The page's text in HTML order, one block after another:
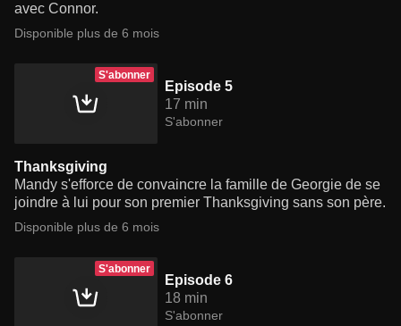
avec Connor.
Disponible plus de 6 mois
S'abonner
Episode 5
17 min
S'abonner
Thanksgiving
Mandy s'efforce de convaincre la famille de Georgie de se
joindre à lui pour son premier Thanksgiving sans son père.
Disponible plus de 6 mois
S'abonner
Episode 6
18 min
S'abonner